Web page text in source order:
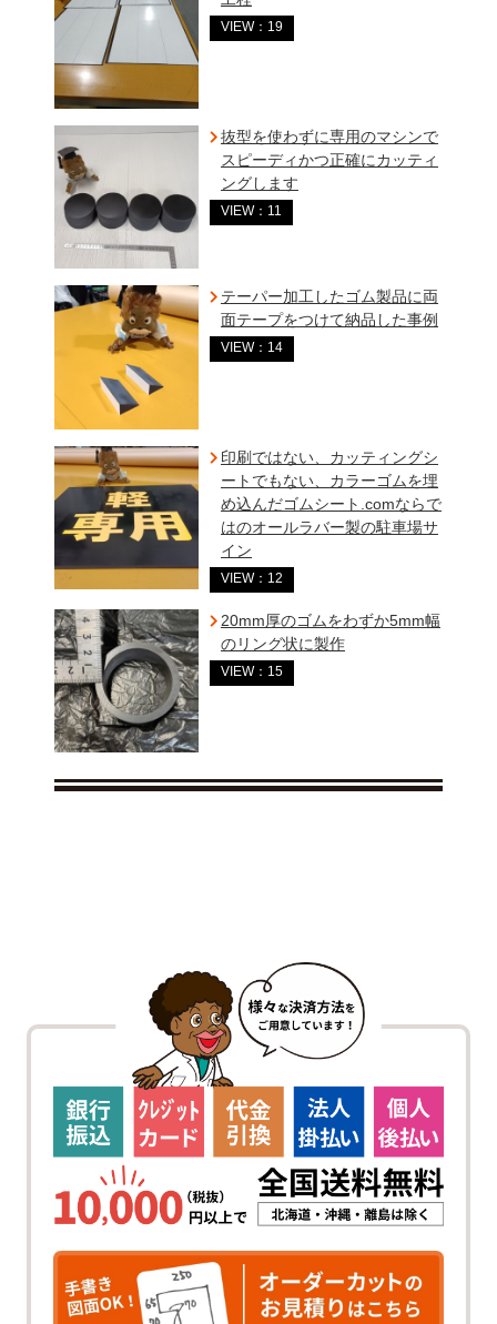
VIEW：19
抜型を使わずに専用のマシンで
スピーディかつ正確にカッティ
ングします
VIEW：11
テーパー加工したゴム製品に両
面テープをつけて納品した事例
VIEW：14
印刷ではない、カッティングシ
ートでもない、カラーゴムを埋
め込んだゴムシート.comならで
はのオールラバー製の駐車場サ
イン
VIEW：12
20mm厚のゴムをわずか5mm幅
のリング状に製作
VIEW：15